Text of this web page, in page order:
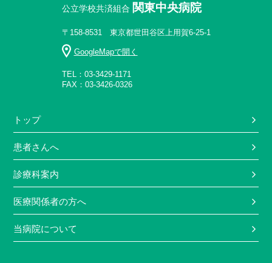
公立学校共済組合 関東中央病院
〒158-8531 東京都世田谷区上用賀6-25-1
GoogleMapで開く
TEL：03-3429-1171
FAX：03-3426-0326
トップ
患者さんへ
診療科案内
医療関係者の方へ
当病院について